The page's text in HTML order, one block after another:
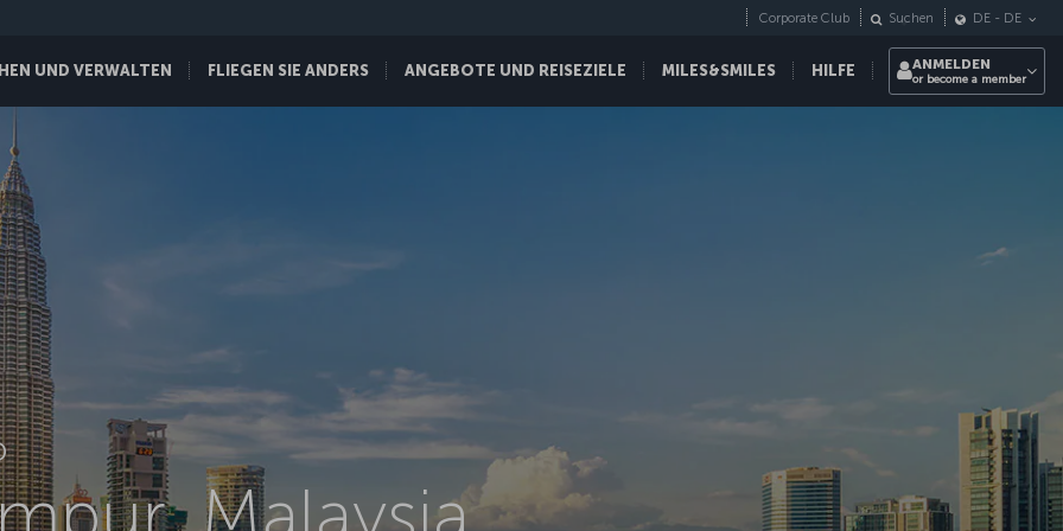
UND VERWALTEN FLIEGEN SIE ANDERS ANGEBOTE UND REISEZIELE MILES&SMILES HILFE
Corporate Club Suchen DE - DE
ANMELDEN
or become a member